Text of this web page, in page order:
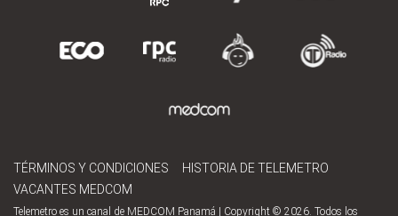
TÉRMINOS Y CONDICIONES
HISTORIA DE TELEMETRO
VACANTES MEDCOM
Telemetro es un canal de MEDCOM Panamá | Copyright © 2026. Todos los